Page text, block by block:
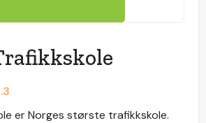
er Norges største trafikkskole.